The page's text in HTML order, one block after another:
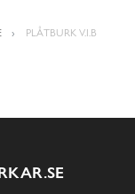
PLÅTBURK V.I.B